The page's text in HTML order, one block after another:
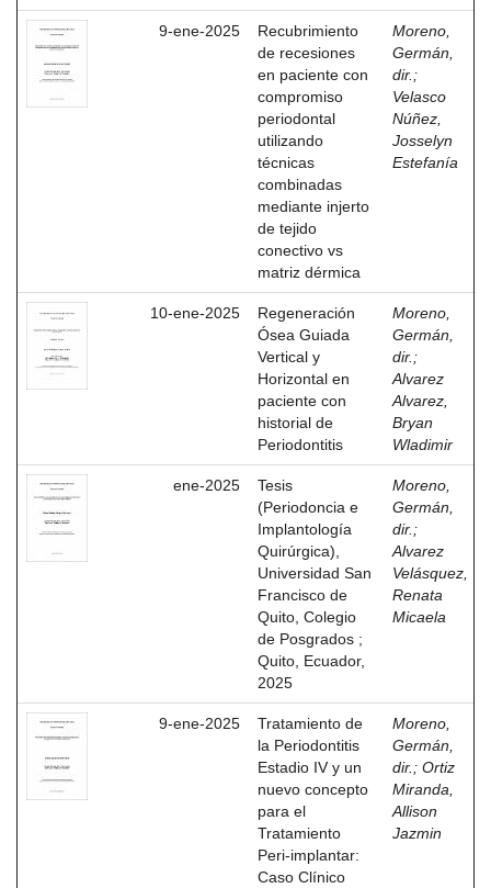
9-ene-2025
Recubrimiento
de recesiones
en paciente con
compromiso
periodontal
utilizando
técnicas
combinadas
mediante injerto
de tejido
conectivo vs
matriz dérmica
Moreno,
Germán,
dir. ;
Velasco
Núñez,
Josselyn
Estefanía
10-ene-2025
Regeneración
Ósea Guiada
Vertical y
Horizontal en
paciente con
historial de
Periodontitis
Moreno,
Germán,
dir. ;
Alvarez
Alvarez,
Bryan
Wladimir
ene-2025
Tesis
(Periodoncia e
Implantología
Quirúrgica),
Universidad San
Francisco de
Quito, Colegio
de Posgrados ;
Quito, Ecuador,
2025
Moreno,
Germán,
dir. ;
Alvarez
Velásquez,
Renata
Micaela
9-ene-2025
Tratamiento de
la Periodontitis
Estadio IV y un
nuevo concepto
para el
Tratamiento
Peri-implantar:
Caso Clínico
Moreno,
Germán,
dir. ; Ortiz
Miranda,
Allison
Jazmin